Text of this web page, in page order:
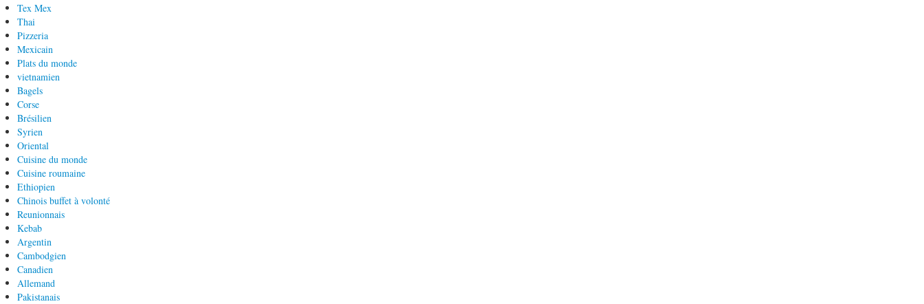
Tex Mex
Thai
Pizzeria
Mexicain
Plats du monde
vietnamien
Bagels
Corse
Brésilien
Syrien
Oriental
Cuisine du monde
Cuisine roumaine
Ethiopien
Chinois buffet à volonté
Reunionnais
Kebab
Argentin
Cambodgien
Canadien
Allemand
Pakistanais